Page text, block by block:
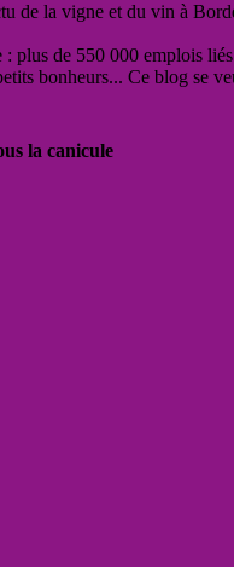
de la vigne et du vin à
: plus de 550 000 emplois
bonheurs... Ce blog
la canicule